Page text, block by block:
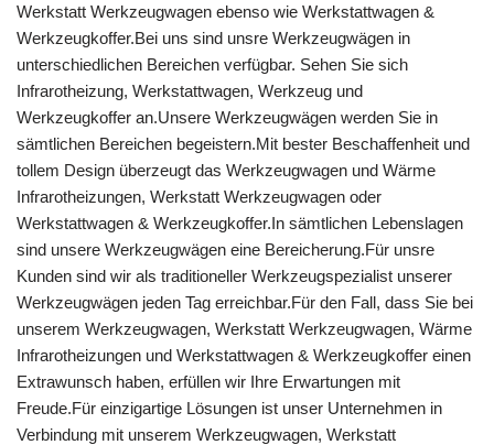
Werkstatt Werkzeugwagen ebenso wie Werkstattwagen &
Werkzeugkoffer.Bei uns sind unsre Werkzeugwägen in
unterschiedlichen Bereichen verfügbar. Sehen Sie sich
Infrarotheizung, Werkstattwagen, Werkzeug und
Werkzeugkoffer an.Unsere Werkzeugwägen werden Sie in
sämtlichen Bereichen begeistern.Mit bester Beschaffenheit und
tollem Design überzeugt das Werkzeugwagen und Wärme
Infrarotheizungen, Werkstatt Werkzeugwagen oder
Werkstattwagen & Werkzeugkoffer.In sämtlichen Lebenslagen
sind unsere Werkzeugwägen eine Bereicherung.Für unsre
Kunden sind wir als traditioneller Werkzeugspezialist unserer
Werkzeugwägen jeden Tag erreichbar.Für den Fall, dass Sie bei
unserem Werkzeugwagen, Werkstatt Werkzeugwagen, Wärme
Infrarotheizungen und Werkstattwagen & Werkzeugkoffer einen
Extrawunsch haben, erfüllen wir Ihre Erwartungen mit
Freude.Für einzigartige Lösungen ist unser Unternehmen in
Verbindung mit unserem Werkzeugwagen, Werkstatt